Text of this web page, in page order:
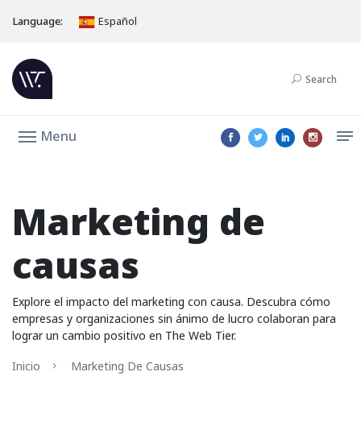
Language: Español
Search
Menu
Marketing de
causas
Explore el impacto del marketing con causa. Descubra cómo
empresas y organizaciones sin ánimo de lucro colaboran para
lograr un cambio positivo en The Web Tier.
Inicio
Marketing De Causas